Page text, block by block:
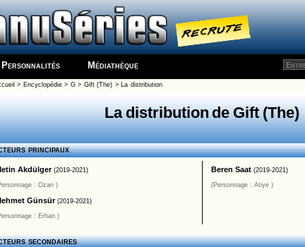
Personnalités Médiathèque
> Encyclopédie> G> Gift (The) > La distribution
La distribution de Gift (The)
principaux
Akdülger (2019-2021)
: Ozan )
Günsür (2019-2021)
: Erhan )
Beren Saat (2019-2021)
(Personnage : Atiye )
secondaires